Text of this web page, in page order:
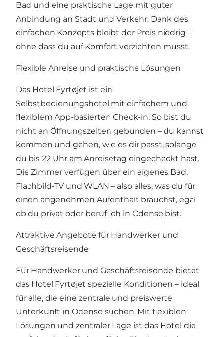
Bad und eine praktische Lage mit guter
Anbindung an Stadt und Verkehr. Dank des
einfachen Konzepts bleibt der Preis niedrig –
ohne dass du auf Komfort verzichten musst.
Flexible Anreise und praktische Lösungen
Das Hotel Fyrtøjet ist ein
Selbstbedienungshotel mit einfachem und
flexiblem App-basierten Check-in. So bist du
nicht an Öffnungszeiten gebunden – du kannst
kommen und gehen, wie es dir passt, solange
du bis 22 Uhr am Anreisetag eingecheckt hast.
Die Zimmer verfügen über ein eigenes Bad,
Flachbild-TV und WLAN – also alles, was du für
einen angenehmen Aufenthalt brauchst, egal
ob du privat oder beruflich in Odense bist.
Attraktive Angebote für Handwerker und
Geschäftsreisende
Für Handwerker und Geschäftsreisende bietet
das Hotel Fyrtøjet spezielle Konditionen – ideal
für alle, die eine zentrale und preiswerte
Unterkunft in Odense suchen. Mit flexiblen
Lösungen und zentraler Lage ist das Hotel die